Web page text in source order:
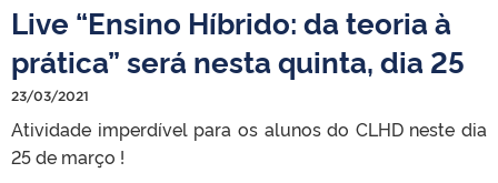
Live “Ensino Híbrido: da teoria à
prática” será nesta quinta, dia 25
23/03/2021
Atividade imperdível para os alunos do CLHD neste dia
25 de março !